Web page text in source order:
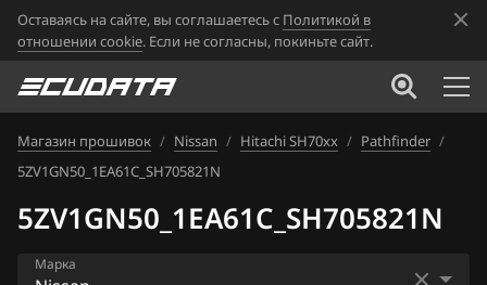
Оставаясь на сайте, вы соглашаетесь с Политикой в
отношении cookie. Если не согласны, покиньте сайт.
Магазин прошивок / Nissan / Hitachi SH70xx / Pathfinder /
5ZV1GN50_1EA61C_SH705821N
5ZV1GN50_1EA61C_SH705821N
Марка